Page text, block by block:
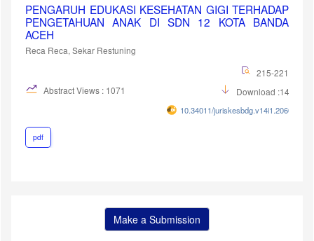
PENGARUH EDUKASI KESEHATAN GIGI TERHADAP
PENGETAHUAN ANAK DI SDN 12 KOTA BANDA
ACEH
Reca Reca, Sekar Restuning
215-221
Abstract Views : 1071
Download :1465
10.34011/juriskesbdg.v14i1.2060
pdf
Make a Submission